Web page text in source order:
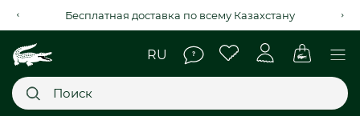
Рассрочка на 4 месяца через Kaspi Red+